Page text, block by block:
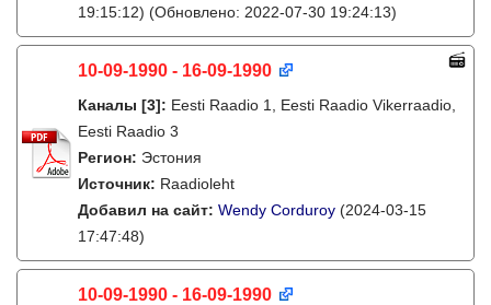
19:15:12) (Обновлено: 2022-07-30 19:24:13)
10-09-1990 - 16-09-1990
Каналы [3]: Eesti Raadio 1, Eesti Raadio Vikerraadio,
Eesti Raadio 3
Регион: Эстония
Источник: Raadioleht
Добавил на сайт: Wendy Corduroy (2024-03-15
17:47:48)
10-09-1990 - 16-09-1990